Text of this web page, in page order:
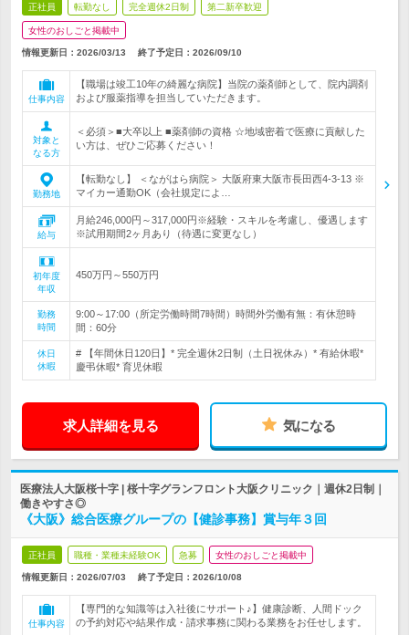
正社員 転勤なし 完全週休2日制 第二新卒歓迎
女性のおしごと掲載中
情報更新日：2026/03/13 終了予定日： 2026/09/10
仕事内容
【職場は竣工10年の綺麗な病院】当院の薬剤師として、院内調剤
および服薬指導を担当していただきます。
対象と
なる方
＜必須＞■大卒以上 ■薬剤師の資格 ☆地域密着で医療に貢献した
い方は、ぜひご応募ください！
勤務地
【転勤なし】 ＜ながはら病院＞ 大阪府東大阪市長田西4‐3‐13 ※
マイカー通勤OK（会社規定によ…
給与
月給246,000円～317,000円※経験・スキルを考慮し、優遇します
※試用期間2ヶ月あり（待遇に変更なし）
初年度
年収
450万円～550万円
勤務
時間
9:00～17:00（所定労働時間7時間）時間外労働有無：有休憩時
間：60分
休日
休暇
# 【年間休日120日】* 完全週休2日制（土日祝休み）* 有給休暇*
慶弔休暇* 育児休暇
求人詳細を見る 気になる
医療法人大阪桜十字 | 桜十字グランフロント大阪クリニック｜週休2日制｜
働きやすさ◎
《大阪》総合医療グループの【健診事務】賞与年３回
正社員 職種・業種未経験OK 急募 女性のおしごと掲載中
情報更新日：2026/07/03 終了予定日： 2026/10/08
仕事内容
【専門的な知識等は入社後にサポート♪】健康診断、人間ドック
の予約対応や結果作成・請求事務に関わる業務をお任せします。